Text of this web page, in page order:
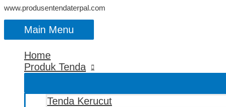
www.produsentendaterpal.com
Main Menu
Home
Produk Tenda
Tenda Kerucut